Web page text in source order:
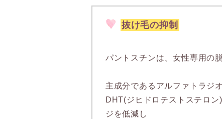
抜け毛の抑制
パントスチンは、女性専用の
主成分であるアルファトラジ
DHT(ジヒドロテストステロ
ジを低減し